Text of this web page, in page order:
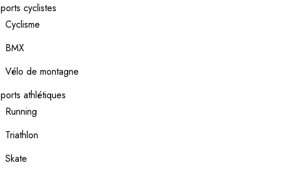
cyclistes
Cyclisme
BMX
Vélo de montagne
athlétiques
Running
Triathlon
Skate